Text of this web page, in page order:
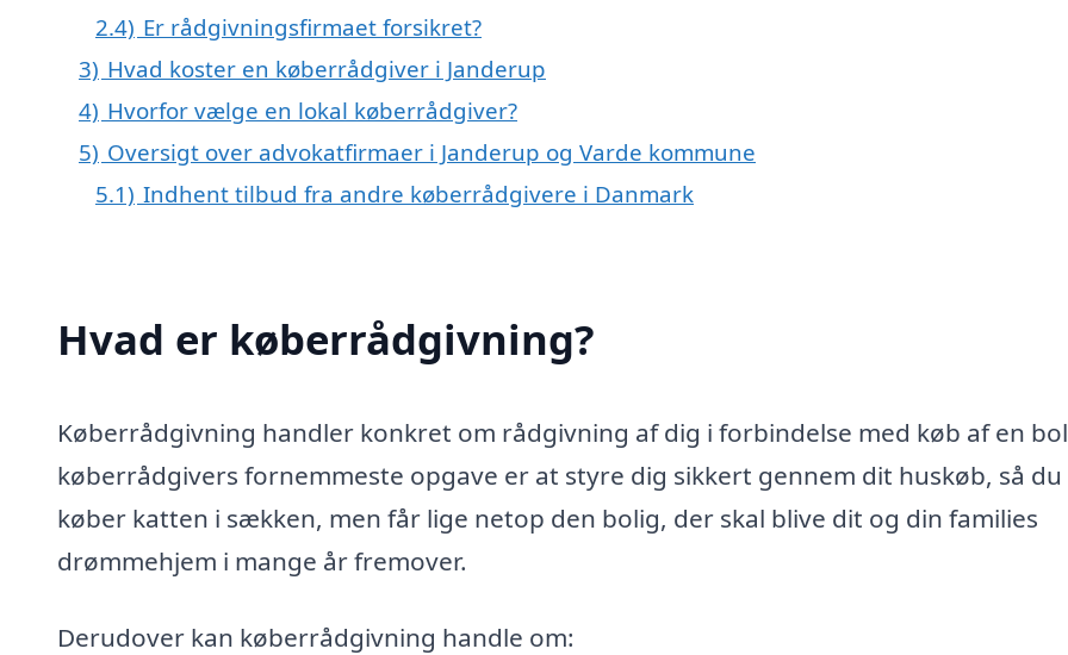
2.4) Er rådgivningsfirmaet forsikret?
3) Hvad koster en køberrådgiver i Janderup
4) Hvorfor vælge en lokal køberrådgiver?
5) Oversigt over advokatfirmaer i Janderup og Varde kommune
5.1) Indhent tilbud fra andre køberrådgivere i Danmark
Hvad er køberrådgivning?
Køberrådgivning handler konkret om rådgivning af dig i forbindelse med køb af en
køberrådgivers fornemmeste opgave er at styre dig sikkert gennem dit huskøb, så du
køber katten i sækken, men får lige netop den bolig, der skal blive dit og din families
drømmehjem i mange år fremover.
Derudover kan køberrådgivning handle om: